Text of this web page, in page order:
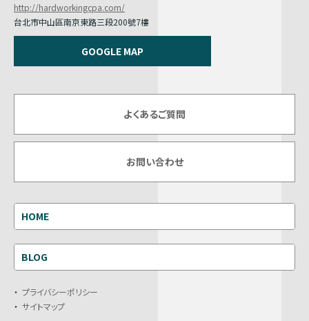
http://hardworkingcpa.com/
台北市中山區南京東路三段200號7樓
GOOGLE MAP
よくあるご質問
お問い合わせ
HOME
BLOG
プライバシーポリシー
サイトマップ